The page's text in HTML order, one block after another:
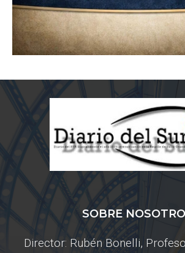
SOBRE
Director: Rubén Bonelli,